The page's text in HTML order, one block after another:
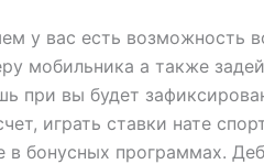
у вас есть возможность
мобильника а также
при вы будет
играть ставки нате
в бонусных программах.